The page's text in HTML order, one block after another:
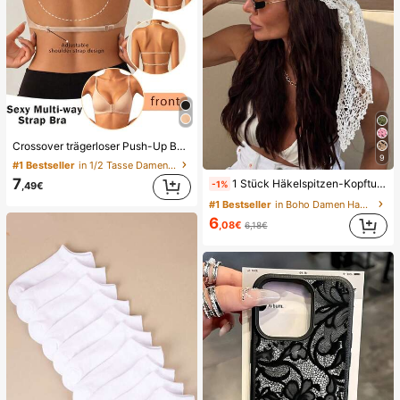
Crossover trägerloser Push-Up BH, nahtloses U-Rücken Design unsichtbarer BH geeignet für verschiedene Kleider, verstellbare Träger, hautfarbene nahtlose Unterwäsche für Hochzeit/Party, schick & elegant, ganztägiger Komfort
#1 Bestseller in 1/2 Tasse Damen BHs & Bralettes
7,49€
9
-1% 1 Stück Häkelspitzen-Kopftuch, Boho-Stil gestricktes Kopfband, französisches Vintage-Haarband mit Durchbruchmuster, Sommer-Strand-Haaraccessoire für Frauen, Boho-Chic
#1 Bestseller in Boho Damen Haarschmuck
6,08€ 6,18€